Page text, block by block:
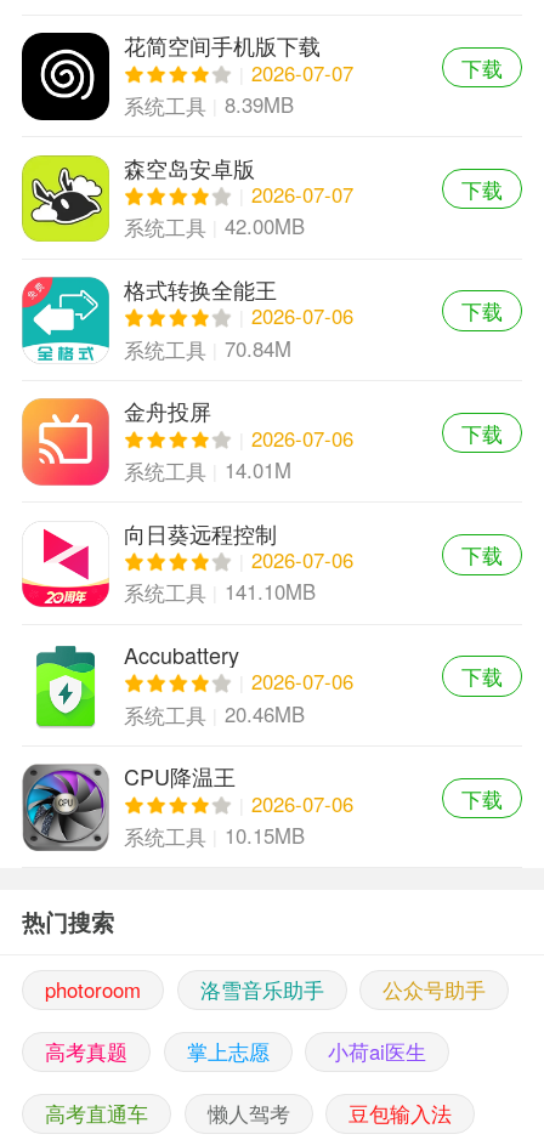
花简空间手机版下载
2026-07-07
系统工具
8.39MB
下载
森空岛安卓版
2026-07-07
系统工具
42.00MB
下载
格式转换全能王
2026-07-06
系统工具
70.84M
下载
金舟投屏
2026-07-06
系统工具
14.01M
下载
向日葵远程控制
2026-07-06
系统工具
141.10MB
下载
Accubattery
2026-07-06
系统工具
20.46MB
下载
CPU降温王
2026-07-06
系统工具
10.15MB
下载
热门搜索
photoroom 洛雪音乐助手 公众号助手
高考真题 掌上志愿 小荷ai医生
高考直通车 懒人驾考 豆包输入法